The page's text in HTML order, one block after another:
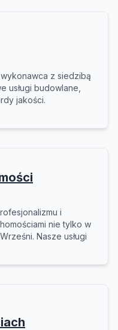
z siedzibą
usługi budowlane,
jakości.
i
nie tylko w
Nasze usługi